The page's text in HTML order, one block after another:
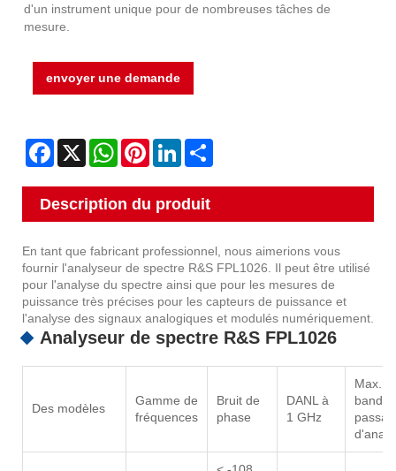
d'un instrument unique pour de nombreuses tâches de
mesure.
envoyer une demande
Facebook
X WhatsAppPinterestLinkedIn
Description du produit
En tant que fabricant professionnel, nous aimerions vous
fournir l'analyseur de spectre R&S FPL1026. Il peut être utilisé
pour l'analyse du spectre ainsi que pour les mesures de
puissance très précises pour les capteurs de puissance et
l'analyse des signaux analogiques et modulés numériquement.
Analyseur de spectre R&S FPL1026
Des modèles
Gamme de
fréquences
Bruit de
phase
DANL à
1 GHz
Max.
bande